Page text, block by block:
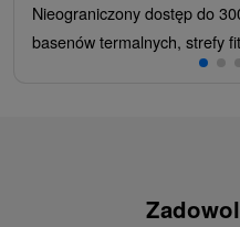
Nieograniczony dostęp do
basenów termalnych, strefy